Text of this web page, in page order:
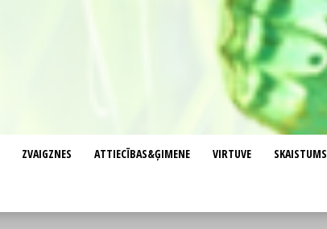
ZVAIGZNES ATTIECĪBAS&ĢIMENE VIRTUVE SKAISTUMS